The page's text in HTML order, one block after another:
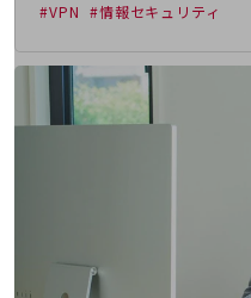
IOT完了済みメーカーブランド
料金TOP
ドコモBiz データ無制限 ドコ
IoT向け回線料金
#VPN #情報セキュリティ